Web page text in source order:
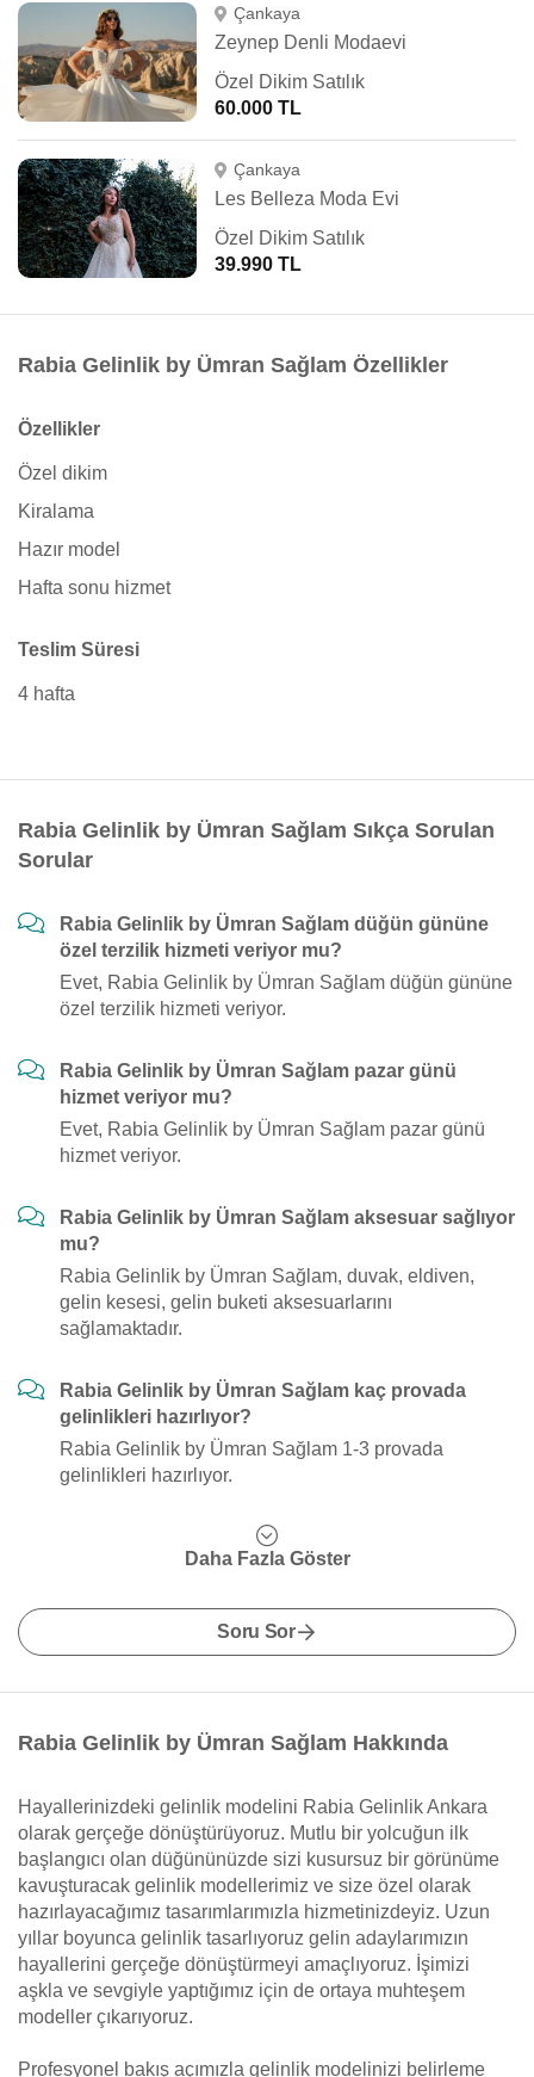
Çankaya
Zeynep Denli Modaevi
Özel Dikim Satılık
60.000 TL
Çankaya
Les Belleza Moda Evi
Özel Dikim Satılık
39.990 TL
Rabia Gelinlik by Ümran Sağlam Özellikler
Özellikler
Özel dikim
Kiralama
Hazır model
Hafta sonu hizmet
Teslim Süresi
4 hafta
Rabia Gelinlik by Ümran Sağlam Sıkça Sorulan
Sorular
Rabia Gelinlik by Ümran Sağlam düğün gününe
özel terzilik hizmeti veriyor mu?
Evet, Rabia Gelinlik by Ümran Sağlam düğün gününe
özel terzilik hizmeti veriyor.
Rabia Gelinlik by Ümran Sağlam pazar günü
hizmet veriyor mu?
Evet, Rabia Gelinlik by Ümran Sağlam pazar günü
hizmet veriyor.
Rabia Gelinlik by Ümran Sağlam aksesuar sağlıyor
mu?
Rabia Gelinlik by Ümran Sağlam, duvak, eldiven,
gelin kesesi, gelin buketi aksesuarlarını
sağlamaktadır.
Rabia Gelinlik by Ümran Sağlam kaç provada
gelinlikleri hazırlıyor?
Rabia Gelinlik by Ümran Sağlam 1-3 provada
gelinlikleri hazırlıyor.
Daha Fazla Göster
Soru Sor
Rabia Gelinlik by Ümran Sağlam Hakkında
Hayallerinizdeki gelinlik modelini Rabia Gelinlik Ankara
olarak gerçeğe dönüştürüyoruz. Mutlu bir yolcuğun ilk
başlangıcı olan düğününüzde sizi kusursuz bir görünüme
kavuşturacak gelinlik modellerimiz ve size özel olarak
hazırlayacağımız tasarımlarımızla hizmetinizdeyiz. Uzun
yıllar boyunca gelinlik tasarlıyoruz gelin adaylarımızın
hayallerini gerçeğe dönüştürmeyi amaçlıyoruz. İşimizi
aşkla ve sevgiyle yaptığımız için de ortaya muhteşem
modeller çıkarıyoruz.
Profesyonel bakış açımızla gelinlik modelinizi belirleme